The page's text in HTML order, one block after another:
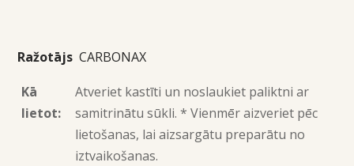
Ražotājs CARBONAX
Kā
lietot:
Atveriet kastīti un noslaukiet paliktni ar
samitrinātu sūkli. * Vienmēr aizveriet pēc
lietošanas, lai aizsargātu preparātu no
iztvaikošanas.